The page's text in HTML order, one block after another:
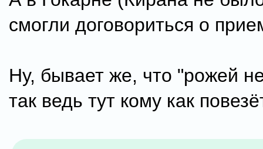
смогли договориться о
Ну, бывает же, что "рожей
так ведь тут кому как